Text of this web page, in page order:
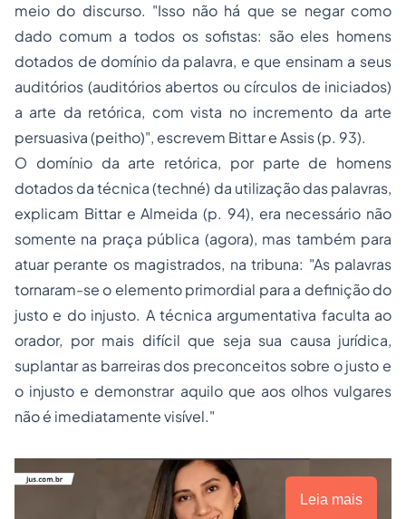
meio do discurso. "Isso não há que se negar como
dado comum a todos os sofistas: são eles homens
dotados de domínio da palavra, e que ensinam a seus
auditórios (auditórios abertos ou círculos de iniciados)
a arte da retórica, com vista no incremento da arte
persuasiva (peitho)", escrevem Bittar e Assis (p. 93).
O domínio da arte retórica, por parte de homens
dotados da técnica (techné) da utilização das palavras,
explicam Bittar e Almeida (p. 94), era necessário não
somente na praça pública (agora), mas também para
atuar perante os magistrados, na tribuna: "As palavras
tornaram-se o elemento primordial para a definição do
justo e do injusto. A técnica argumentativa faculta ao
orador, por mais difícil que seja sua causa jurídica,
suplantar as barreiras dos preconceitos sobre o justo e
o injusto e demonstrar aquilo que aos olhos vulgares
não é imediatamente visível."
Leia mais